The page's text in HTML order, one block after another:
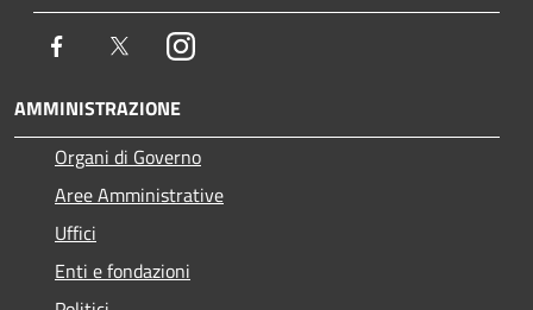
Facebook TwitterInstagram
AMMINISTRAZIONE
Organi di Governo
Aree Amministrative
Uffici
Enti e fondazioni